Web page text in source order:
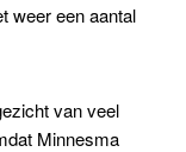
weer een aantal
van veel
Minnesma